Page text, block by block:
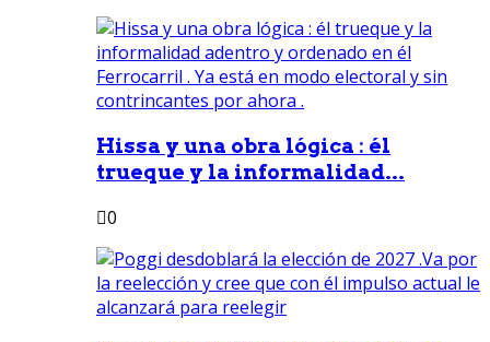
Hissa y una obra lógica : él
trueque y la informalidad...
0